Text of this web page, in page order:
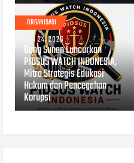
ORGANISASI
JUN 24, 2026
Bang Sunan Luncurkan
PIDSUS WATCH INDONESIA,
Mitra Strategis Edukasi
Hukum dan Pencegahan
Korupsi